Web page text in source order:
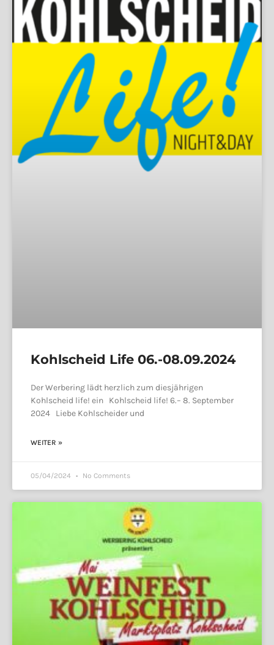
Kohlscheid Life 06.-08.09.2024
Der Werbering lädt herzlich zum diesjährigen
Kohlscheid life! ein Kohlscheid life! 6.– 8. September
2024 Liebe Kohlscheider und
WEITER »
05/04/2024 No Comments